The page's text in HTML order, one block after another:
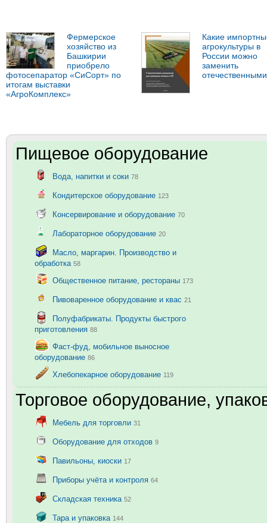
Фермерское
хозяйство из
Башкирии
приобрело
фотосепаратор «СиСорт» по
итогам выставки
«АгроКомплекс»
Какие
агрокультуры в
России можно
заменить
Пищевое оборудование
Вода, напитки и соки 78
Кондитерское оборудование 123
Консервирование и оборудование 70
Лабораторное оборудование 20
Масло, маргарин. Производство и
обработка 58
Общественное питание, рестораны 173
Пивоваренное оборудование и квас 21
Полуфабрикаты. Продукты быстрого
приготовления 88
Фаст-фуд, мобильное выносное
оборудование 86
Хлебопекарное оборудование 119
Торговое оборудование,
Мебель для торговли 31
Оборудование для отходов 9
Павильоны, киоски 17
Приборы учёта и контроля 64
Складская техника 52
Тара и упаковка 144